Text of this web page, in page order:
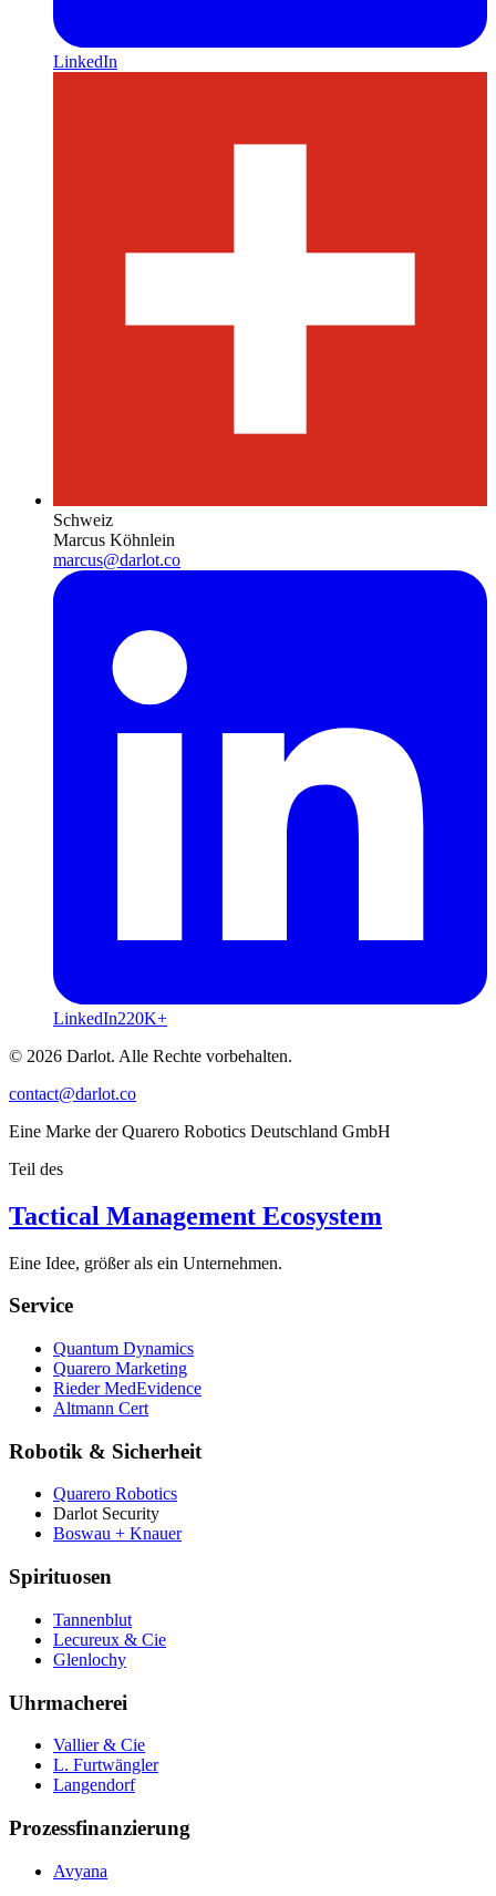
LinkedIn
Schweiz
Marcus Köhnlein
marcus@darlot.co
LinkedIn220K+
© 2026 Darlot. Alle Rechte vorbehalten.
contact@darlot.co
Eine Marke der Quarero Robotics Deutschland GmbH
Teil des
Tactical Management Ecosystem
Eine Idee, größer als ein Unternehmen.
Service
Quantum Dynamics
Quarero Marketing
Rieder MedEvidence
Altmann Cert
Robotik & Sicherheit
Quarero Robotics
Darlot Security
Boswau + Knauer
Spirituosen
Tannenblut
Lecureux & Cie
Glenlochy
Uhrmacherei
Vallier & Cie
L. Furtwängler
Langendorf
Prozessfinanzierung
Avyana